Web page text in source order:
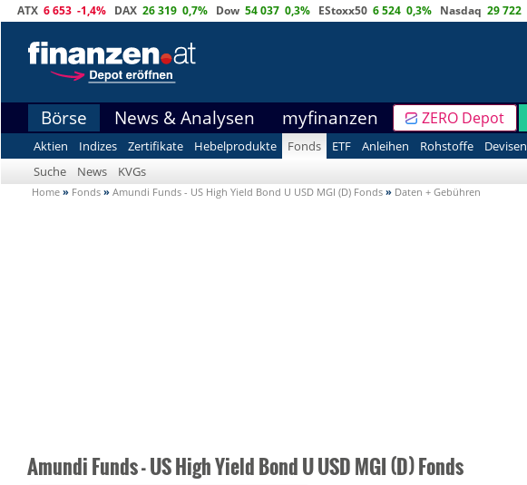
ATX 6 653 -1,4% DAX 26 319 0,7% Dow 54 037 0,3% EStoxx50 6 524 0,3% Nasdaq 29 722
Börse News & Analysen myfinanzen ZERO Depot
Aktien Indizes Zertifikate Hebelprodukte Fonds ETF Anleihen Rohstoffe Devisen
Suche
News KVGs
Home » Fonds » Amundi Funds - US High Yield Bond U USD MGI (D) Fonds » Daten + Gebühren
Amundi Funds - US High Yield Bond U USD MGI (D) Fonds